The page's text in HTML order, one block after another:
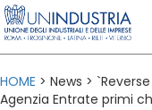
HOME > News >
Agenzia Entrate primi